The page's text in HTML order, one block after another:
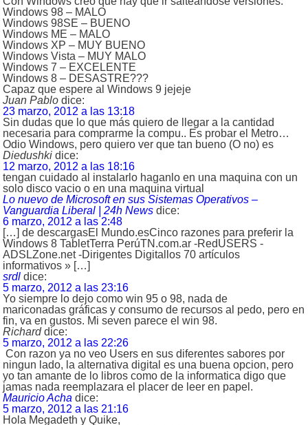
Windows 98 – MALO
Windows 98SE – BUENO
Windows ME – MALO
Windows XP – MUY BUENO
Windows Vista – MUY MALO
Windows 7 – EXCELENTE
Windows 8 – DESASTRE???
Capaz que espere al Windows 9 jejeje
Juan Pablo dice:
23 marzo, 2012 a las 13:18
Sin dudas que lo que más quiero de llegar a la cantidad
necesaria para comprarme la compu.. Es probar el Metro…
Odio Windows, pero quiero ver que tan bueno (O no) es
Diedushki dice:
12 marzo, 2012 a las 18:16
tengan cuidado al instalarlo haganlo en una maquina con un
solo disco vacio o en una maquina virtual
Lo nuevo de Microsoft en sus Sistemas Operativos –
Vanguardia Liberal | 24h News dice:
6 marzo, 2012 a las 2:48
[…] de descargasEl Mundo.esCinco razones para preferir la
Windows 8 TabletTerra PerúTN.com.ar -RedUSERS -
ADSLZone.net -Dirigentes Digitallos 70 artículos
informativos » […]
srdl dice:
5 marzo, 2012 a las 23:16
Yo siempre lo dejo como win 95 o 98, nada de
mariconadas gráficas y consumo de recursos al pedo, pero en
fin, va en gustos. Mi seven parece el win 98.
Richard dice:
5 marzo, 2012 a las 22:26
Con razon ya no veo Users en sus diferentes sabores por
ningun lado, la alternativa digital es una buena opcion, pero
yo tan amante de lo libros como de la informatica digo que
jamas nada reemplazara el placer de leer en papel.
Mauricio Acha dice:
5 marzo, 2012 a las 21:16
Hola Megadeth y Quike,